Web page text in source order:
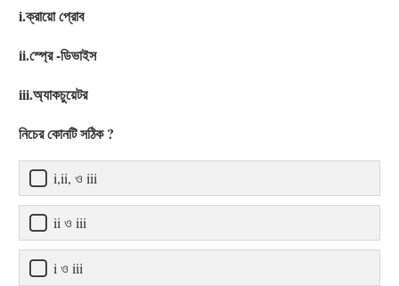
i.ক্রায়ো প্রোব
ii.স্প্রে -ডিভাইস
iii.অ্যাকচুয়েটর
নিচের কোনটি সঠিক ?
i,ii, ও iii
ii ও iii
i ও iii